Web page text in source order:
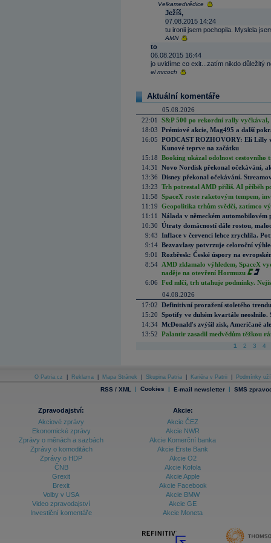
Velkamedvědice
Ježíš,
07.08.2015 14:24
tu ironii jsem pochopila. Myslela
AMN
to
06.08.2015 16:44
jo uvidíme co exit...zatím nikdo důležitý
el mrcoch
Aktuální komentáře
05.08.2026
22:01
S&P 500 po rekordní rally vyčkával,
18:03 Prémiové akcie, Mag495 a další
16:05 PODCAST ROZHOVORY: Eli Lilly
Kunové teprve na začátku
15:18 Booking ukázal odolnost cestovního
14:31
Novo Nordisk překonal očekávání,
13:36 Disney překonal očekávání.
13:23 Trh potrestal AMD příliš. AI příběh
11:58 SpaceX roste raketovým tempem,
11:19 Geopolitika trhům svědčí, zatímco
11:11
Nálada v německém automobilovém
10:30 Útraty domácností dále rostou,
9:43 Inflace v červenci lehce zrychlila.
9:14 Bezvavlasy potvrzuje celoroční
9:01
Rozbřesk: České úspory na
8:54 AMD zklamalo výhledem, SpaceX
naděje na otevření Hormuzu
6:06 Fed mlčí, trh utahuje podmínky.
04.08.2026
17:02 Definitivní proražení stoletého
15:20 Spotify ve duhém kvartále neoslnilo.
14:34 McDonald's zvýšil zisk, Američané
13:52 Palantir zasadil medvědům těžkou
1 2 3 4
O Patria.cz Reklama Mapa Stránek Skupina Patria Kariéra v Patrii Podmínky
RSS / XML | Cookies | E-mail newsletter | SMS
Zpravodajství:
Akciové zprávy
Ekonomické zprávy
Zprávy o měnách a sazbách
Zprávy o komoditách
Zprávy o HDP
ČNB
Grexit
Brexit
Volby v USA
Video zpravodajství
Investiční komentáře
Akcie:
Akcie ČEZ
Akcie NWR
Akcie Komerční banka
Akcie Erste Bank
Akcie O2
Akcie Kofola
Akcie Apple
Akcie Facebook
Akcie BMW
Akcie GE
Akcie Moneta